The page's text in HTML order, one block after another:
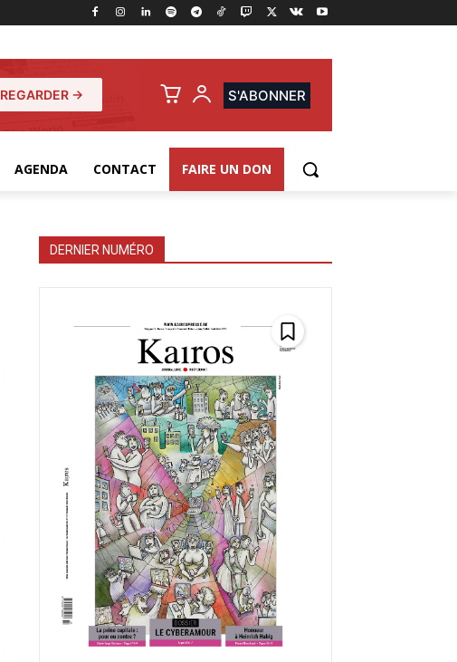
REGARDER → S'ABONNER
AGENDA CONTACT FAIRE UN DON
DERNIER NUMÉRO